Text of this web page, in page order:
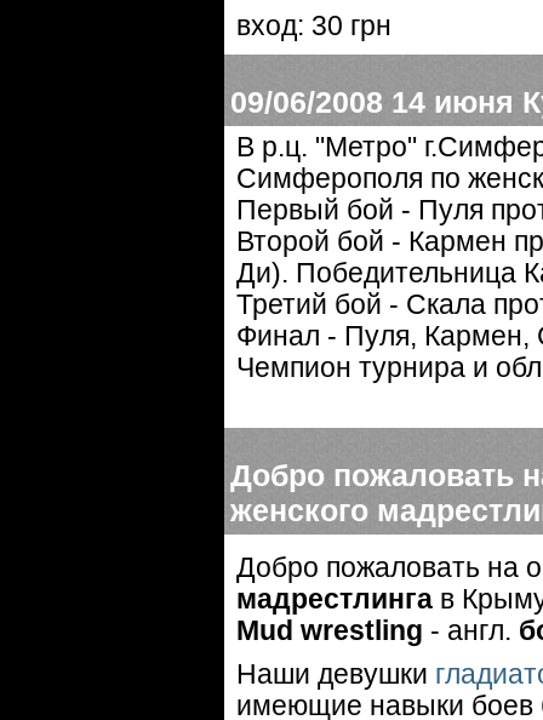
вход: 30 грн
09/06/2008 14 июня
В р.ц. "Метро"
Симферополя по
Первый бой - Пуля
Второй бой - Кармен
Ди). Победительница
Третий бой - Скала
Финал - Пуля, Кармен,
Чемпион турнира и
Добро пожаловать
женского
Добро пожаловать на
мадрестлинга в
Mud wrestling - англ.
Наши девушки
имеющие навыки боев